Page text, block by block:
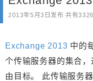
2013年5月3日发布 共有
Exchange 2013 中的
个传输服务器的集合
由目标。 此传输服务